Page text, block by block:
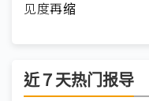
见度再缩
近７天热门报导